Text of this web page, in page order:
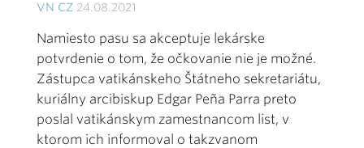
VN CZ 24.08.2021
Namiesto pasu sa akceptuje lekárske
potvrdenie o tom, že očkovanie nie je možné.
Zástupca vatikánskeho Štátneho sekretariátu,
kuriálny arcibiskup Edgar Peña Parra preto
poslal vatikánskym zamestnancom list, v
ktorom ich informoval o takzvanom